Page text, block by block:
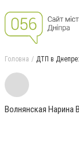
Головна ДТП в
Волнянская Нарина